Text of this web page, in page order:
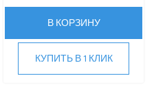
В КОРЗИНУ
КУПИТЬ В 1 КЛИК